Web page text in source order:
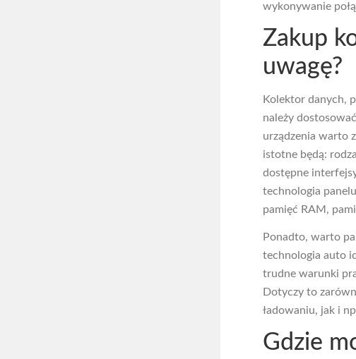
wykonywanie
Zakup
uwagę?
Kolektor danych,
należy
urządzenia warto
istotne będą:
dostępne
technologia
pamięć RAM,
Ponadto, warto
technologia auto
trudne warunki
Dotyczy to
ładowaniu, jak i
Gdzie